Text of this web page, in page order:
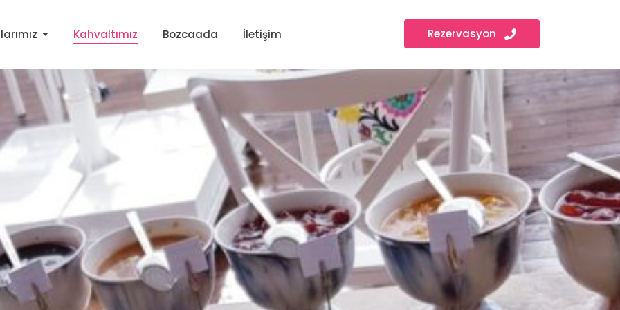
Kahvaltımız Bozcaada İletişim Rezervasyon